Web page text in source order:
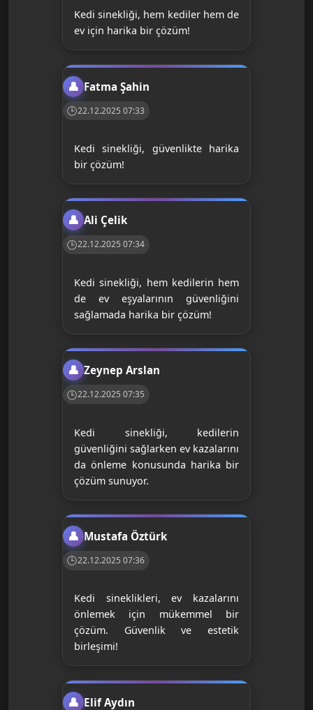
Kedi sinekliği, hem kediler hem de
ev için harika bir çözüm!
Fatma Şahin
22.12.2025 07:33
Kedi sinekliği, güvenlikte harika
bir çözüm!
Ali Çelik
22.12.2025 07:34
Kedi sinekliği, hem kedilerin hem
de ev eşyalarının güvenliğini
sağlamada harika bir çözüm!
Zeynep Arslan
22.12.2025 07:35
Kedi sinekliği, kedilerin
güvenliğini sağlarken ev kazalarını
da önleme konusunda harika bir
çözüm sunuyor.
Mustafa Öztürk
22.12.2025 07:36
Kedi sineklikleri, ev kazalarını
önlemek için mükemmel bir
çözüm. Güvenlik ve estetik
birleşimi!
Elif Aydın